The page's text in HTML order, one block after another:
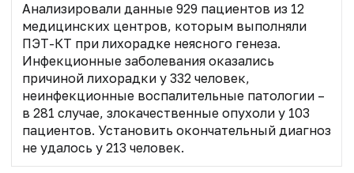
Анализировали данные 929 пациентов из 12
медицинских центров, которым выполняли
ПЭТ-КТ при лихорадке неясного генеза.
Инфекционные заболевания оказались
причиной лихорадки у 332 человек,
неинфекционные воспалительные патологии –
в 281 случае, злокачественные опухоли у 103
пациентов. Установить окончательный диагноз
не удалось у 213 человек.